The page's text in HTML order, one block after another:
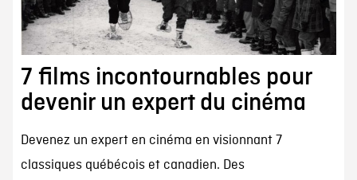
7 films incontournables pour
devenir un expert du cinéma
Devenez un expert en cinéma en visionnant 7
classiques québécois et canadien. Des